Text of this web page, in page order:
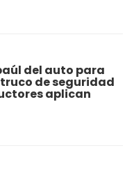
del auto para
de seguridad
aplican